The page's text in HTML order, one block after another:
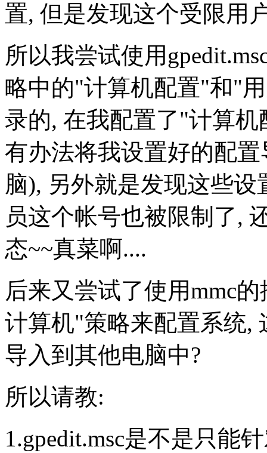
置, 但是发现这个受限用
所以我尝试使用
略中的"计算机配置"和"
录的, 在我配置了"计算
有办法将我设置好的配
脑), 另外就是发现这些
员这个帐号也被限制了,
态~~真菜啊....
后来又尝试了使用mmc
计算机"策略来配置系统,
导入到其他电脑中?
所以请教:
1.gpedit.msc是不是只能